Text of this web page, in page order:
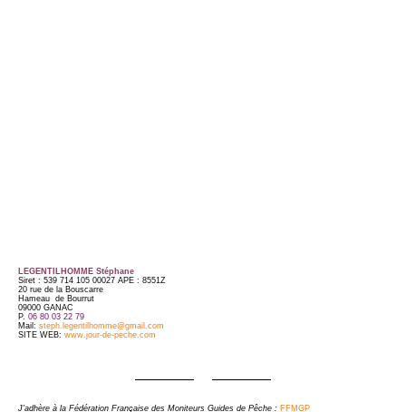
LEGENTILHOMME Stéphane
Siret : 539 714 105 00027 APE : 8551Z
20 rue de la Bouscarre
Hameau de Bourrut
09000 GANAC
P. 06 80 03 22 79
Mail: steph.legentilhomme@gmail.com
SITE WEB: www.jour-de-peche.com
J’adhère à la Fédération Française des Moniteurs Guides de Pêche : FFMGP